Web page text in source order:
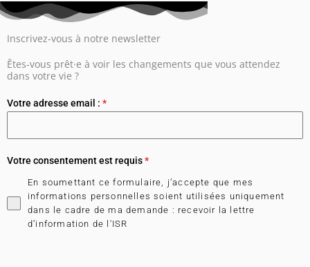
Inscrivez-vous à notre newsletter
Êtes-vous prêt·e à voir les changements que vous attendez
dans votre vie ?
Votre adresse email : *
Votre consentement est requis*
En soumettant ce formulaire, j’accepte que mes
informations personnelles soient utilisées uniquement
dans le cadre de ma demande : recevoir la lettre
d’information de l'ISR